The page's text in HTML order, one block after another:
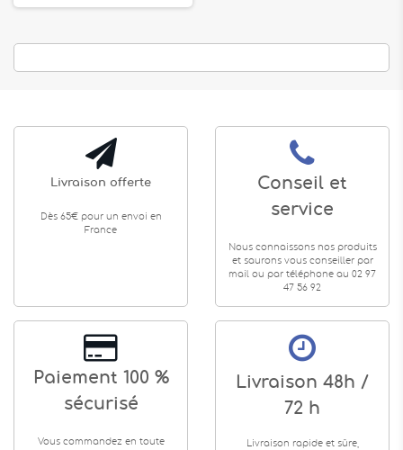
Livraison offerte
Dès 65€ pour un envoi en
France
Conseil et
service
Nous connaissons nos produits
et saurons vous conseiller par
mail ou par téléphone au 02 97
47 56 92
Paiement 100 %
sécurisé
Vous commandez en toute
Livraison 48h /
72 h
Livraison rapide et sûre,